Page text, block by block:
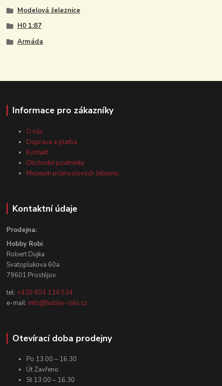
Modelová železnice
H0 1:87
Armáda
Informace pro zákazníky
O nás
Doprava a platba
Kontakt
Obchodní podmínky
Muzeum průmyslových železnic
Kontaktní údaje
Prodejna:
Hobby Robi
Robert Dujka
Svatoplukova 60a
79601 Prostějov
tel: +420 604 134 534
e-mail: info@hobby-robi.cz
Otevírací doba prodejny
Po 13.00 – 16.30
Út Zavřeno
St 13.00 – 16.30